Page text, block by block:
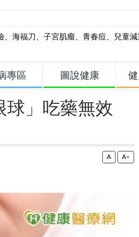
、 海福刀 、 子宮肌瘤、 青春痘、 兒童
專區 圖說健康
球」吃藥無效
+